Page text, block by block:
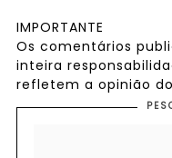
IMPORTANTE
Os comentários
inteira
refletem a opinião